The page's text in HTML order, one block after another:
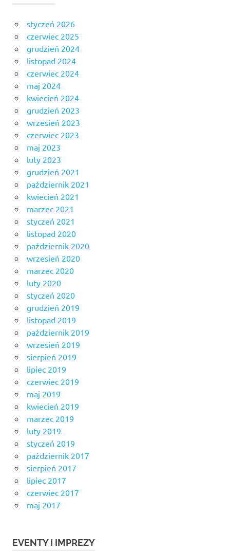
styczeń 2026
czerwiec 2025
grudzień 2024
listopad 2024
czerwiec 2024
maj 2024
kwiecień 2024
grudzień 2023
wrzesień 2023
czerwiec 2023
maj 2023
luty 2023
grudzień 2021
październik 2021
kwiecień 2021
marzec 2021
styczeń 2021
listopad 2020
październik 2020
wrzesień 2020
marzec 2020
luty 2020
styczeń 2020
grudzień 2019
listopad 2019
październik 2019
wrzesień 2019
sierpień 2019
lipiec 2019
czerwiec 2019
maj 2019
kwiecień 2019
marzec 2019
luty 2019
styczeń 2019
październik 2017
sierpień 2017
lipiec 2017
czerwiec 2017
maj 2017
EVENTY I IMPREZY